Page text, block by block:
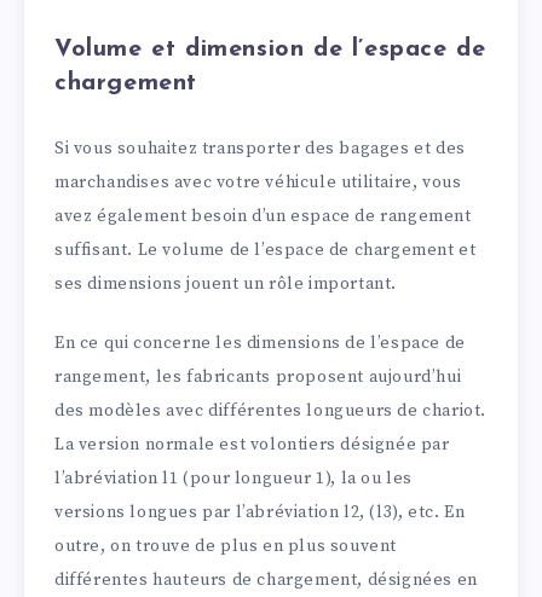
Volume et dimension de l’espace de
chargement
Si vous souhaitez transporter des bagages et des
marchandises avec votre véhicule utilitaire, vous
avez également besoin d’un espace de rangement
suffisant. Le volume de l’espace de chargement et
ses dimensions jouent un rôle important.
En ce qui concerne les dimensions de l’espace de
rangement, les fabricants proposent aujourd’hui
des modèles avec différentes longueurs de chariot.
La version normale est volontiers désignée par
l’abréviation l1 (pour longueur 1), la ou les
versions longues par l’abréviation l2, (l3), etc. En
outre, on trouve de plus en plus souvent
différentes hauteurs de chargement, désignées en